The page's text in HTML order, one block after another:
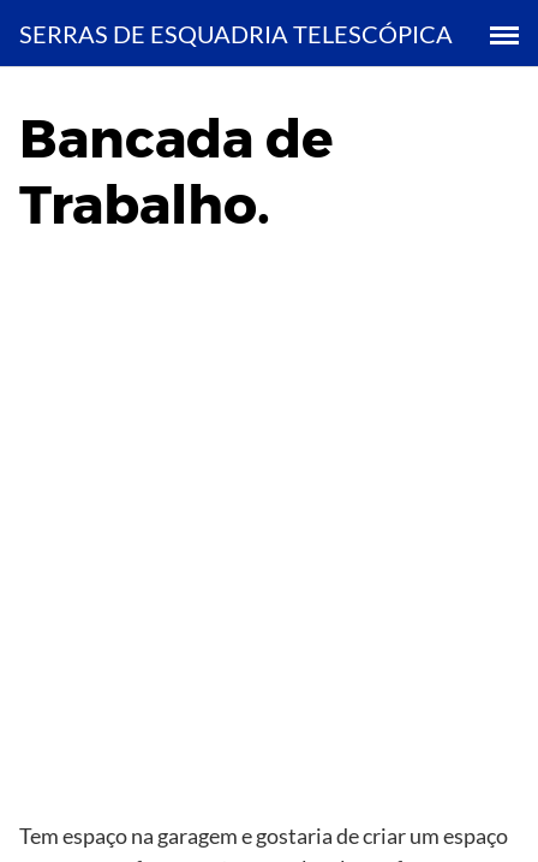
contenido
SERRAS DE ESQUADRIA TELESCÓPICA
Bancada de
Trabalho.
Tem espaço na garagem e gostaria de criar um espaço